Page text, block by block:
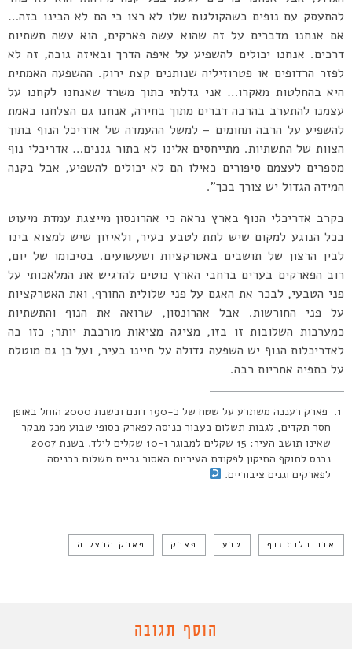
להתעסק עם נופים כשהקולגות שלו לא רצו כי הם לא הבינו בזה…
אם אנחנו מדברים על זה שהוא עשה פארקים, הוא עשה תשתיות
דרכים. אנחנו יכולים להשפיע על איפה הדרך ובאיזה גובה, זה לא
לפזר הרדופים או פטרוזיליה שנותנים קצת ירוק. ההשפעה האמתית
היא בהחלטות מאקרו… אני גדלתי בתוך משרד שאנחנו לקחנו על
עצמנו להתערב בהרבה דברים מתוך בחירה, אנחנו גם הצלחנו באמת
להשפיע על הרבה תחומים – למשל ההעמדה של אדריכל הנוף בתוך
הצוות של התשתיות. מתייחסים אלינו לא בתור גננים… אדריכלי נוף
מספרים לעצמם סיפורים כאילו הם לא יכולים להשפיע, אבל בקנה
המידה הגדול יש צורך בכך”.
בקרב אדריכלי הנוף בארץ נראה כי אהרונסון מייצגת עמדת מיעוט
בכל הנוגע למקום שיש לתת לטבע בעיר, ולאיזון שיש למצוא בינו
לבין הרצון של תושבים באטרקציות ושעשועים. בסיכומו של יום,
רוב הפארקים בערים ברחבי הארץ נוטים להדגיש את המלאכותי על
פני הטבעי, לבכר את האגם על פני שלולית החורף, ואת האטרקציות
על פני החורשות. אבל אהרונסון, שרואה את הנוף והתשתיות
כמערכות השלובות זו בזו, מציגה מציאות מורכבת יותר; כזו בה
לאדריכלות הנוף יש השפעה גדולה על חיינו בעיר, ועל כן גם מוטלת
על כתפיה אחריות רבה.
פארק רעננה משתרע על שטח של כ-190 דונם ובשנת 2000 הוחל באופן
חסר תקדים, לגבות תשלום בעבור כניסה לפארק בסופי שבוע מכל מבקר
שאינו תושב העיר: 15 שקלים למבוגר ו-10 שקלים לילד. בשנת 2007
נכנס לתוקף התיקון לפקודת העיריות האסור גביית תשלום בכניסה
לפארקים וגנים ציבוריים.
אדריכלות נוף טבע פארק פארק הרצליה
הוסף תגובה